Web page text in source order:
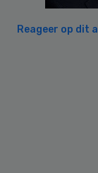
Reageer op dit